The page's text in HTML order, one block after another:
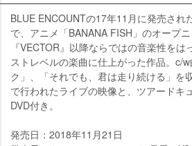
BLUE ENCOUNTの17年11月に発売され
で、アニメ「BANANA FISH」のオープ
『VECTOR』以降ならではの音楽性を
ストレベルの楽曲に仕上がった作品。c/
ク」、「それでも、君は走り続ける」を
で行われたライブの映像と、ツアードキ
DVD付き。
発売日：2018年11月21日